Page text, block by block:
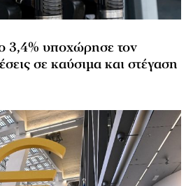
3,4% υποχώρησε τον
σε καύσιμα και στέγαση